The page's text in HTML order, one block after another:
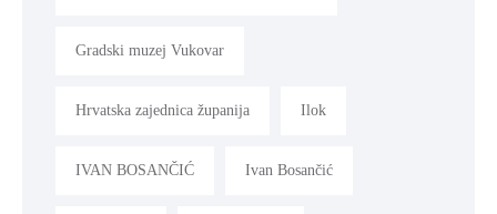
Gradski muzej Vukovar
Hrvatska zajednica županija Ilok
IVAN BOSANČIĆ Ivan Bosančić